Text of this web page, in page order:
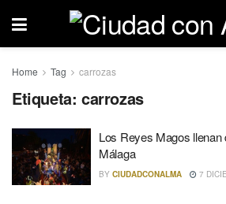
Home Tag carrozas
Etiqueta: carrozas
Los Reyes Magos llenan
Málaga
BY CIUDADCONALMA 7